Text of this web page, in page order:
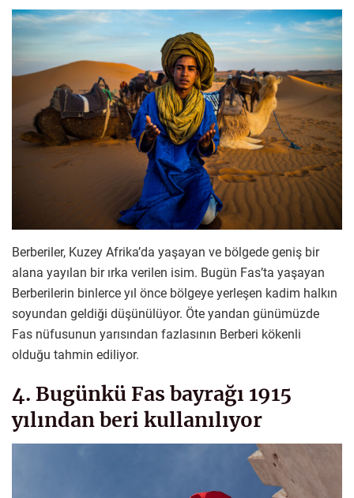
Berberiler, Kuzey Afrika’da yaşayan ve bölgede geniş bir
alana yayılan bir ırka verilen isim. Bugün Fas’ta yaşayan
Berberilerin binlerce yıl önce bölgeye yerleşen kadim halkın
soyundan geldiği düşünülüyor. Öte yandan günümüzde
Fas nüfusunun yarısından fazlasının Berberi kökenli
olduğu tahmin ediliyor.
4. Bugünkü Fas bayrağı 1915
yılından beri kullanılıyor